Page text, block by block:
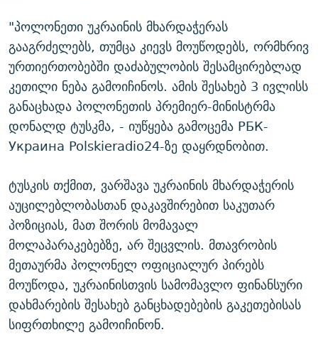
"პოლონეთი უკრაინის მხარდაჭერას
გააგრძელებს, თუმცა კიევს მოუწოდებს, ორმხრივ
ურთიერთობებში დაძაბულობის შესამცირებლად
კეთილი ნება გამოიჩინოს. ამის შესახებ 3 ივლისს
განაცხადა პოლონეთის პრემიერ-მინისტრმა
დონალდ ტუსკმა, - იუწყება გამოცემა РБК-
Украина Polskieradio24-ზე დაყრდნობით.
ტუსკის თქმით, ვარშავა უკრაინის მხარდაჭერის
აუცილებლობასთან დაკავშირებით საკუთარ
პოზიციას, მათ შორის მომავალ
მოლაპარაკებებზე, არ შეცვლის. მთავრობის
მეთაურმა პოლონელ ოფიციალურ პირებს
მოუწოდა, უკრაინისთვის სამომავლო ფინანსური
დახმარების შესახებ განცხადებების გაკეთებისას
სიფრთხილე გამოიჩინონ.